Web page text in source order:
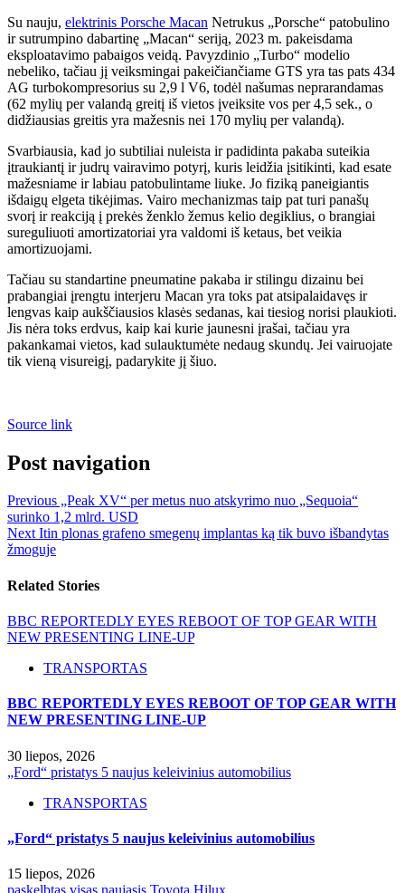
Su nauju, elektrinis Porsche Macan Netrukus „Porsche“ patobulino
ir sutrumpino dabartinę „Macan“ seriją, 2023 m. pakeisdama
eksploatavimo pabaigos veidą. Pavyzdinio „Turbo“ modelio
nebeliko, tačiau jį veiksmingai pakeičiančiame GTS yra tas pats 434
AG turbokompresorius su 2,9 l V6, todėl našumas neprarandamas
(62 mylių per valandą greitį iš vietos įveiksite vos per 4,5 sek., o
didžiausias greitis yra mažesnis nei 170 mylių per valandą).
Svarbiausia, kad jo subtiliai nuleista ir padidinta pakaba suteikia
įtraukiantį ir judrų vairavimo potyrį, kuris leidžia įsitikinti, kad esate
mažesniame ir labiau patobulintame liuke. Jo fiziką paneigiantis
išdaigų elgeta tikėjimas. Vairo mechanizmas taip pat turi panašų
svorį ir reakciją į prekės ženklo žemus kelio degiklius, o brangiai
sureguliuoti amortizatoriai yra valdomi iš ketaus, bet veikia
amortizuojami.
Tačiau su standartine pneumatine pakaba ir stilingu dizainu bei
prabangiai įrengtu interjeru Macan yra toks pat atsipalaidavęs ir
lengvas kaip aukščiausios klasės sedanas, kai tiesiog norisi plaukioti.
Jis nėra toks erdvus, kaip kai kurie jaunesni įrašai, tačiau yra
pakankamai vietos, kad sulauktumėte nedaug skundų. Jei vairuojate
tik vieną visureigį, padarykite jį šiuo.
Source link
Post navigation
Previous „Peak XV“ per metus nuo atskyrimo nuo „Sequoia“
surinko 1,2 mlrd. USD
NextItin plonas grafeno smegenų implantas ką tik buvo išbandytas
žmoguje
Related Stories
BBC REPORTEDLY EYES REBOOT OF TOP GEAR WITH
NEW PRESENTING LINE-UP
TRANSPORTAS
BBC REPORTEDLY EYES REBOOT OF TOP GEAR WITH
NEW PRESENTING LINE-UP
30 liepos, 2026
„Ford“ pristatys 5 naujus keleivinius automobilius
TRANSPORTAS
„Ford“ pristatys 5 naujus keleivinius automobilius
15 liepos, 2026
paskelbtas visas naujasis Toyota Hilux